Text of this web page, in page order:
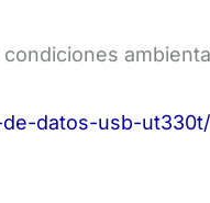
datos-usb-ut330t/